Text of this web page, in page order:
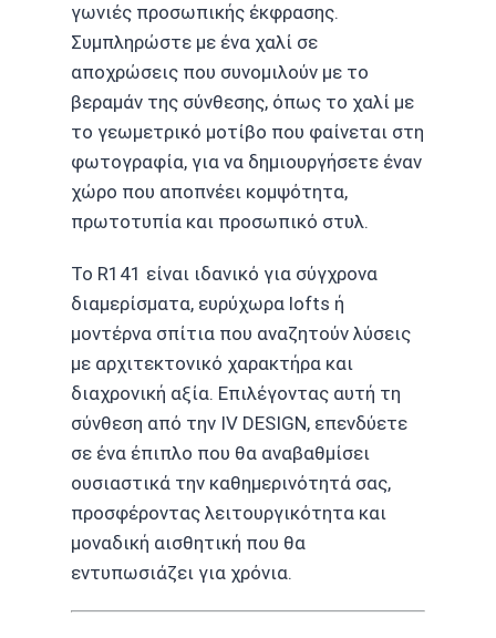
γωνιές προσωπικής έκφρασης.
Συμπληρώστε με ένα χαλί σε
αποχρώσεις που συνομιλούν με το
βεραμάν της σύνθεσης, όπως το χαλί με
το γεωμετρικό μοτίβο που φαίνεται στη
φωτογραφία, για να δημιουργήσετε έναν
χώρο που αποπνέει κομψότητα,
πρωτοτυπία και προσωπικό στυλ.
Το R141 είναι ιδανικό για σύγχρονα
διαμερίσματα, ευρύχωρα lofts ή
μοντέρνα σπίτια που αναζητούν λύσεις
με αρχιτεκτονικό χαρακτήρα και
διαχρονική αξία. Επιλέγοντας αυτή τη
σύνθεση από την IV DESIGN, επενδύετε
σε ένα έπιπλο που θα αναβαθμίσει
ουσιαστικά την καθημερινότητά σας,
προσφέροντας λειτουργικότητα και
μοναδική αισθητική που θα
εντυπωσιάζει για χρόνια.